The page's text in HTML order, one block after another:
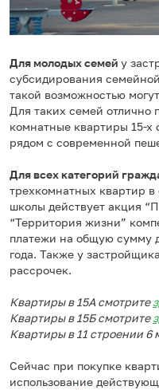
Для молодых семей у
субсидирования
такой возможностью
Для таких семей отлично
комнатные квартиры 15-х
рядом с современной
Для всех категорий
трехкомнатных квартир
школы действует акция
“Территория жизни”
платежи на общую сумму
года. Также у
рассрочек.
Квартиры в 15А смотрите
Квартиры в 15Б смотрите
Квартиры в 11 строении
Сейчас при покупке
использование